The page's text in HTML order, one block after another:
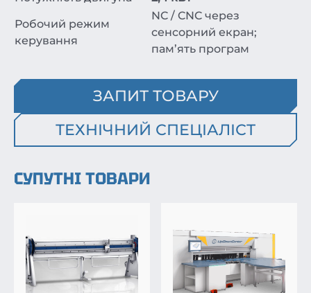
Робочий режим
керування
NC / CNC через
сенсорний екран;
пам’ять програм
ЗАПИТ ТОВАРУ
ТЕХНІЧНИЙ СПЕЦІАЛІСТ
СУПУТНІ ТОВАРИ